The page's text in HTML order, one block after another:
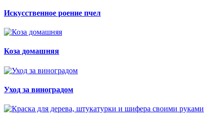
Искусственное роение пчел
Коза домашняя
Уход за виноградом